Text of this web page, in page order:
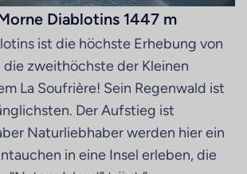
Diablotins 1447 m
ist die höchste Erhebung von
die zweithöchste der Kleinen
La Soufrière! Sein Regenwald ist
Der Aufstieg ist
Naturliebhaber werden hier ein
in eine Insel erleben, die